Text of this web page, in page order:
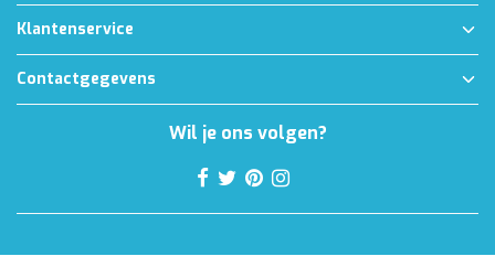
Klantenservice
Contactgegevens
Wil je ons volgen?